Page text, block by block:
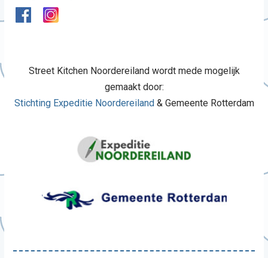
Street Kitchen Noordereiland wordt mede mogelijk
gemaakt door:
Stichting Expeditie Noordereiland & Gemeente Rotterdam